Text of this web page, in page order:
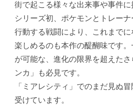
街で起こる様々な出来事や事件に
シリーズ初、ポケモンとトレー
行動する戦闘により、これまで
楽しめるのも本作の醍醐味です
が可能な、進化の限界を超えた
ンカ」も必見です。
「ミアレシティ」でのまだ見ぬ
受けています。